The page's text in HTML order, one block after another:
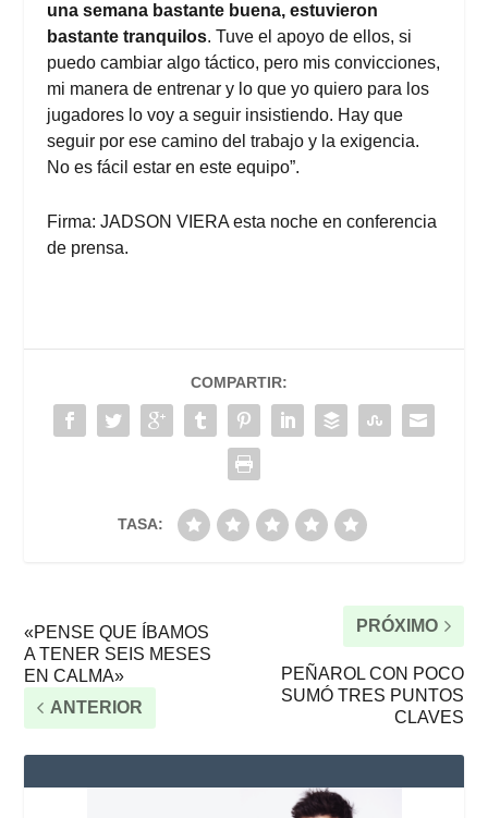
una semana bastante buena, estuvieron
bastante tranquilos. Tuve el apoyo de ellos, si
puedo cambiar algo táctico, pero mis convicciones,
mi manera de entrenar y lo que yo quiero para los
jugadores lo voy a seguir insistiendo. Hay que
seguir por ese camino del trabajo y la exigencia.
No es fácil estar en este equipo”.
Firma: JADSON VIERA esta noche en conferencia
de prensa.
COMPARTIR:
TASA:
«PENSE QUE ÍBAMOS
A TENER SEIS MESES
EN CALMA»
ANTERIOR
PRÓXIMO
PEÑAROL CON POCO
SUMÓ TRES PUNTOS
CLAVES